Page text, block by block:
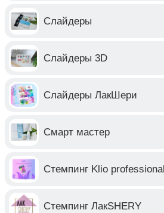
Слайдеры
Слайдеры 3D
Слайдеры ЛакШери
Смарт мастер
Стемпинг Klio professional
Стемпинг ЛакSHERY